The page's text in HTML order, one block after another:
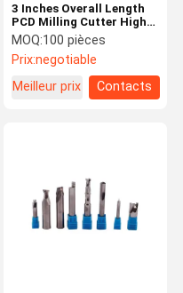
3 Inches Overall Length
PCD Milling Cutter High
Speed For Aluminum
Workpiece
MOQ:100 pièces
Prix:negotiable
Meilleur prix
Contacts